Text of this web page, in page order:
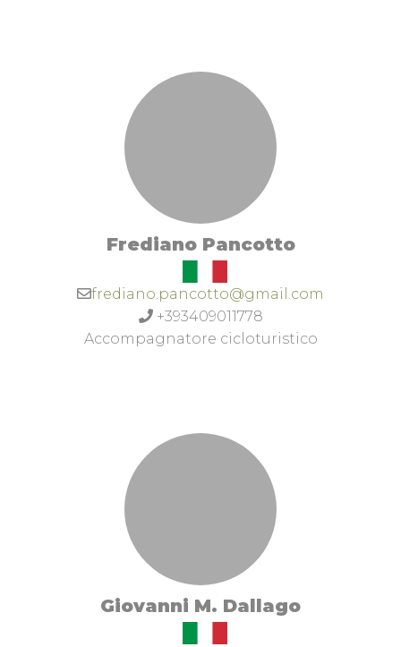
Frediano Pancotto
frediano.pancotto@gmail.com
+393409011778
Accompagnatore cicloturistico
Giovanni M. Dallago